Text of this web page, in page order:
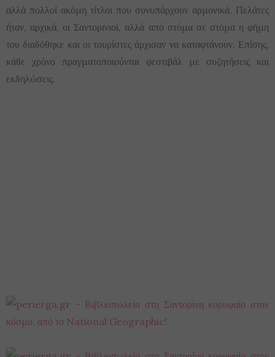
αλλά πολλοί ακόμη τίτλοι που συνυπάρχουν αρμονικά. Πελάτες
ήταν, αρχικά, οι Σαντορινιοί, αλλά από στόμα σε στόμα η φήμη
του διαδόθηκε και οι τουρίστες άρχισαν να καταφτάνουν. Επίσης,
κάθε χρόνο πραγματοποιούνται φεστιβάλ με συζητήσεις και
εκδηλώσεις.